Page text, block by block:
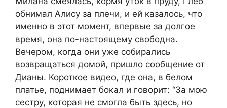
обнимал Алису за плечи, и ей казалось, что
именно в этот момент, впервые за долгое
время, она по-настоящему свободна.
Вечером, когда они уже собирались
возвращаться домой, пришло сообщение от
Дианы. Короткое видео, где она, в белом
платье, поднимает бокал и говорит: “За мою
сестру, которая не смогла быть здесь, но